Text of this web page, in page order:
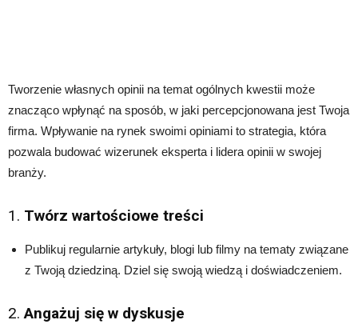
Tworzenie własnych opinii na temat ogólnych kwestii może
znacząco wpłynąć na sposób, w jaki percepcjonowana jest Twoja
firma. Wpływanie na rynek swoimi opiniami to strategia, która
pozwala budować wizerunek eksperta i lidera opinii w swojej
branży.
1. Twórz wartościowe treści
Publikuj regularnie artykuły, blogi lub filmy na tematy związane
z Twoją dziedziną. Dziel się swoją wiedzą i doświadczeniem.
2.Angażuj się w dyskusje